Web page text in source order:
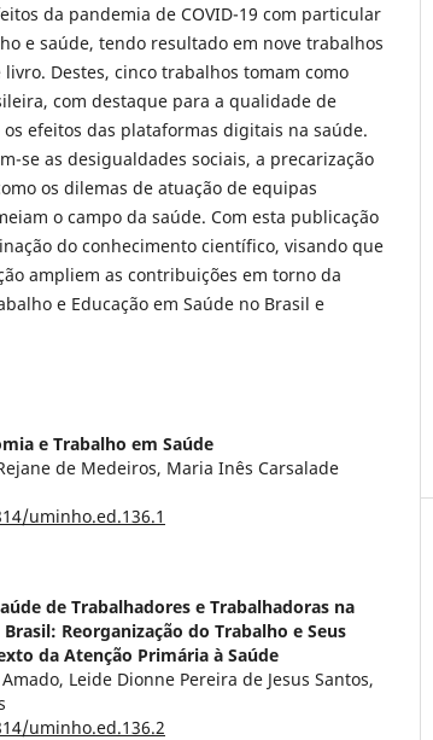
da pandemia de COVID-19 com particular
e saúde, tendo resultado em nove trabalhos
Destes, cinco trabalhos tomam como
com destaque para a qualidade de
efeitos das plataformas digitais na saúde.
se as desigualdades sociais, a precarização
os dilemas de atuação de equipas
o campo da saúde. Com esta publicação
do conhecimento científico, visando que
ampliem as contribuições em torno da
e Educação em Saúde no Brasil e
e Trabalho em Saúde
de Medeiros, Maria Inês Carsalade
uminho.ed.136.1
de Trabalhadores e Trabalhadoras na
Reorganização do Trabalho e Seus
da Atenção Primária à Saúde
Leide Dionne Pereira de Jesus Santos,
uminho.ed.136.2